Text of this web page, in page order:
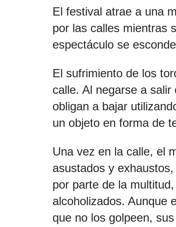
El festival atrae a una
por las calles mientras
espectáculo se
El sufrimiento de los
calle. Al negarse a
obligan a bajar
un objeto en forma de
Una vez en la calle, el
asustados y
por parte de la
alcoholizados. Aunque
que no los golpeen,